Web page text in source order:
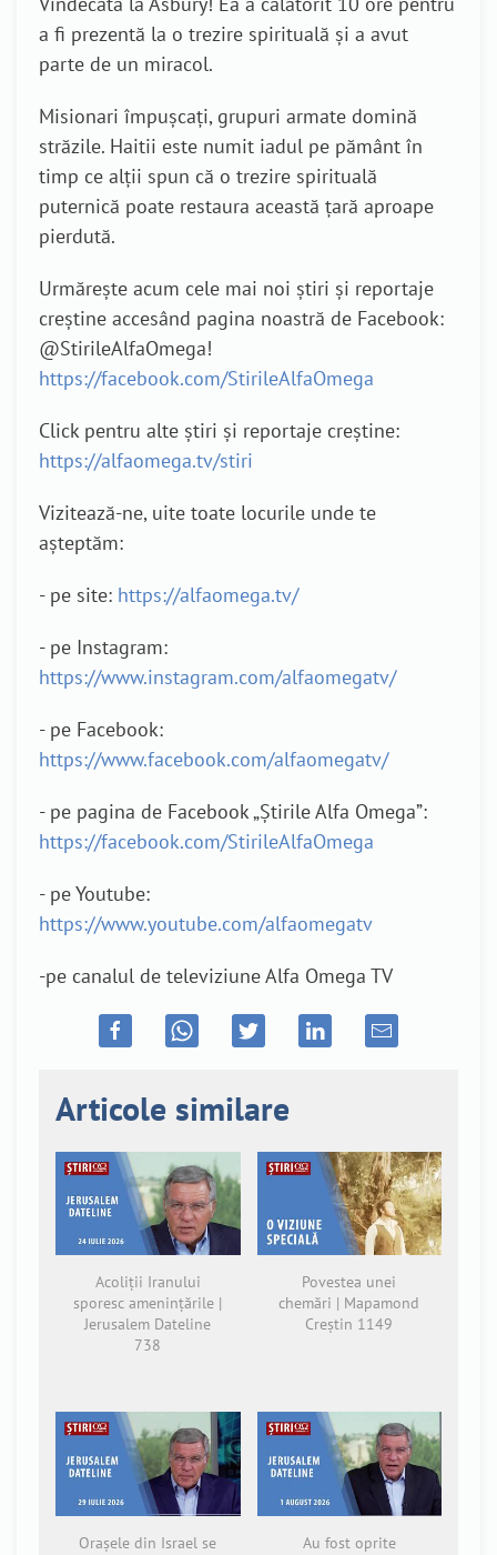
a fi prezentă la o trezire spirituală și a avut
parte de un miracol.
Misionari împușcați, grupuri armate domină
străzile. Haitii este numit iadul pe pământ în
timp ce alții spun că o trezire spirituală
puternică poate restaura această țară aproape
pierdută.
Urmărește acum cele mai noi știri și reportaje
creștine accesând pagina noastră de Facebook:
@StirileAlfaOmega!
https://facebook.com/StirileAlfaOmega
Click pentru alte știri și reportaje creștine:
https://alfaomega.tv/stiri
Vizitează-ne, uite toate locurile unde te
așteptăm:
- pe site: https://alfaomega.tv/
- pe Instagram:
https://www.instagram.com/alfaomegatv/
- pe Facebook:
https://www.facebook.com/alfaomegatv/
- pe pagina de Facebook „Știrile Alfa Omega”:
https://facebook.com/StirileAlfaOmega
- pe Youtube:
https://www.youtube.com/alfaomegatv
-pe canalul de televiziune Alfa Omega TV
Articole similare
Acoliții Iranului
sporesc amenințările |
Jerusalem Dateline
738
Povestea unei
chemări | Mapamond
Creștin 1149
Orașele din Israel se
Au fost oprite